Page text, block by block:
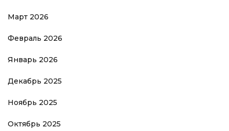
Март 2026
Февраль 2026
Январь 2026
Декабрь 2025
Ноябрь 2025
Октябрь 2025